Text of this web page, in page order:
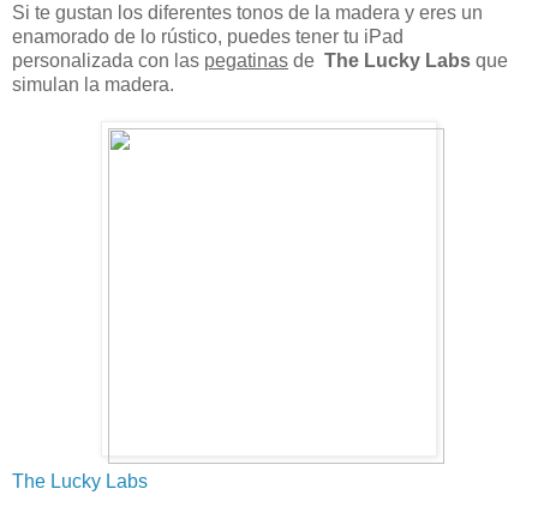
Si te gustan los diferentes tonos de la madera y eres un
enamorado de lo rústico, puedes tener tu iPad
personalizada con las pegatinas de The Lucky Labs que
simulan la madera.
The Lucky Labs